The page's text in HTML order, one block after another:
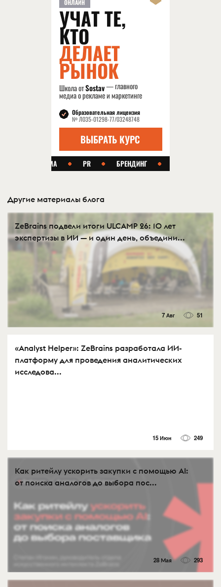
Другие материалы блога
ZeBrains подвели итоги ULCAMP 26: 10 лет
экспертизы в ИИ — и один день, объедини...
7 Авг 51
«Analyst Helper»: ZeBrains разработала ИИ-
платформу для проведения аналитических
исследова...
15 Июн 249
Как ритейлу ускорить закупки с помощью AI:
от поиска аналогов до выбора пос...
28 Мая 293